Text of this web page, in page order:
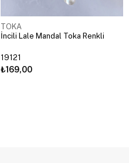
TOKA
İncili Lale Mandal Toka Renkli
19121
₺169,00